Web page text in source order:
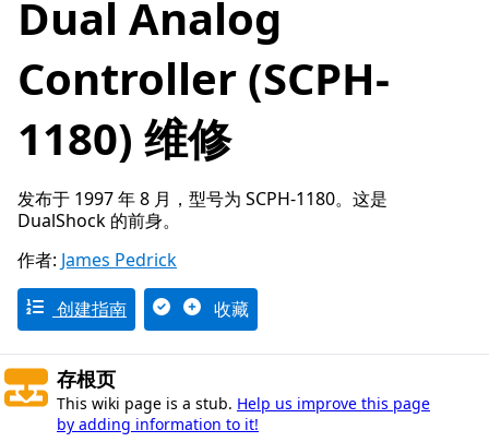
Dual Analog
Controller (SCPH-
1180) 维修
发布于 1997 年 8 月，型号为 SCPH-1180。这是
DualShock 的前身。
作者: James Pedrick
创建指南 收藏
存根页
This wiki page is a stub. Help us improve this page
by adding information to it!